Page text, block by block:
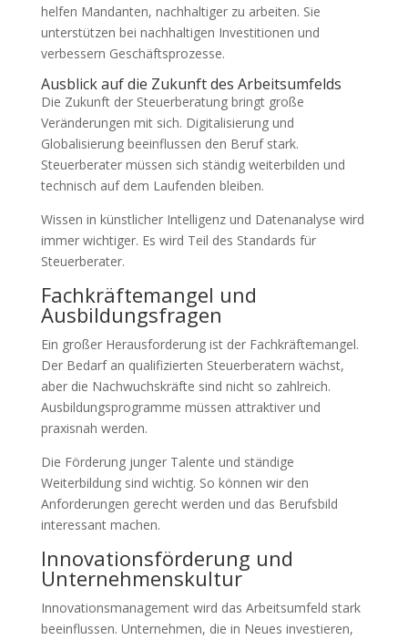
helfen Mandanten, nachhaltiger zu arbeiten. Sie
unterstützen bei nachhaltigen Investitionen und
verbessern Geschäftsprozesse.
Ausblick auf die Zukunft des Arbeitsumfelds
Die Zukunft der Steuerberatung bringt große
Veränderungen mit sich. Digitalisierung und
Globalisierung beeinflussen den Beruf stark.
Steuerberater müssen sich ständig weiterbilden und
technisch auf dem Laufenden bleiben.
Wissen in künstlicher Intelligenz und Datenanalyse wird
immer wichtiger. Es wird Teil des Standards für
Steuerberater.
Fachkräftemangel und
Ausbildungsfragen
Ein großer Herausforderung ist der Fachkräftemangel.
Der Bedarf an qualifizierten Steuerberatern wächst,
aber die Nachwuchskräfte sind nicht so zahlreich.
Ausbildungsprogramme müssen attraktiver und
praxisnah werden.
Die Förderung junger Talente und ständige
Weiterbildung sind wichtig. So können wir den
Anforderungen gerecht werden und das Berufsbild
interessant machen.
Innovationsförderung und
Unternehmenskultur
Innovationsmanagement wird das Arbeitsumfeld stark
beeinflussen. Unternehmen, die in Neues investieren,